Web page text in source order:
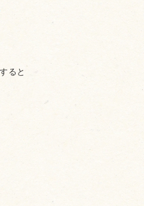
ると